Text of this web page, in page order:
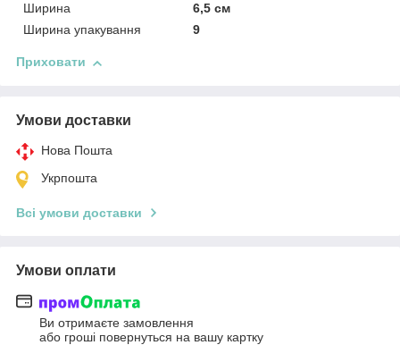
Ширина
6,5 см
Ширина упакування
9
Приховати
Умови доставки
Нова Пошта
Укрпошта
Всі умови доставки
Умови оплати
Ви отримаєте замовлення
або гроші повернуться на вашу картку